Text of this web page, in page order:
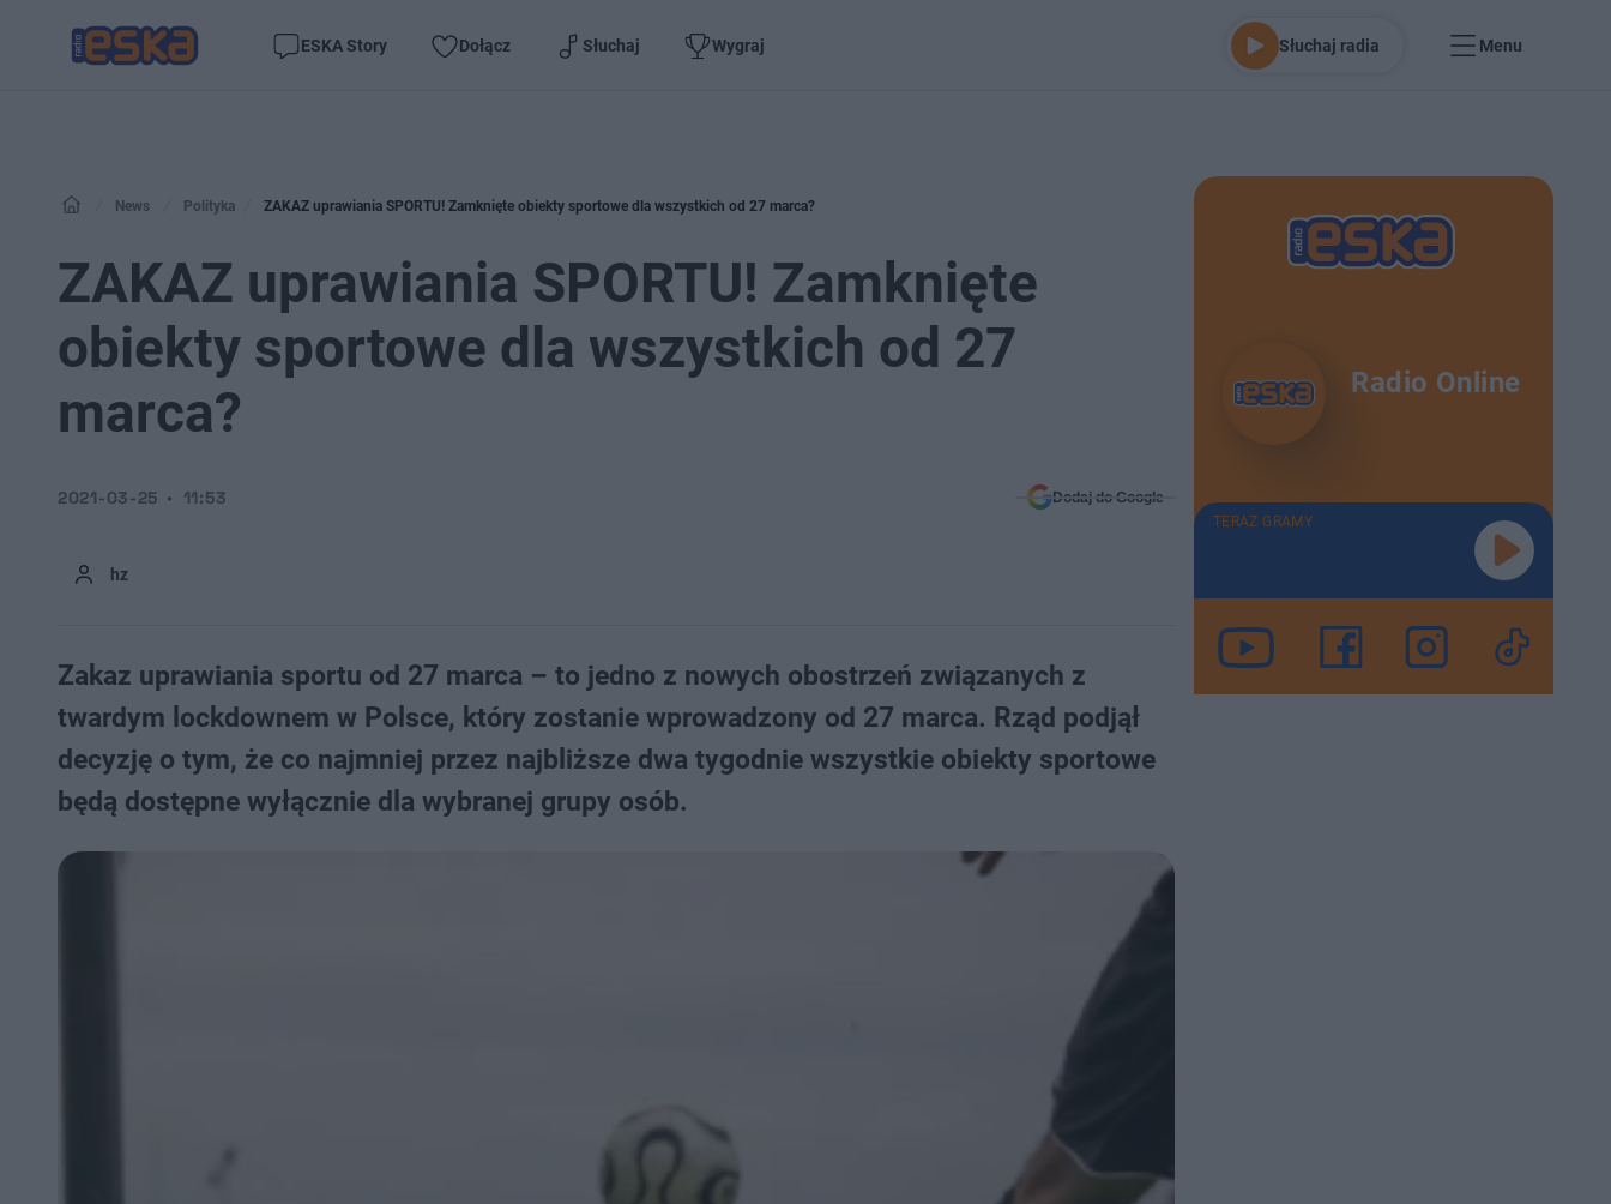
ESKA Story Dołącz Słuchaj Wygraj Słuchaj radia Menu
News Polityka ZAKAZ uprawiania SPORTU! Zamknięte obiekty sportowe dla wszystkich od 27 marca?
ZAKAZ uprawiania SPORTU! Zamknięte
obiekty sportowe dla wszystkich od 27
marca?
hz
2021-03-25 11:53 Dodaj do Google
Zakaz uprawiania sportu od 27 marca – to jedno z nowych obostrzeń związanych z
twardym lockdownem w Polsce, który zostanie wprowadzony od 27 marca. Rząd podjął
decyzję o tym, że co najmniej przez najbliższe dwa tygodnie wszystkie obiekty sportowe
będą dostępne wyłącznie dla wybranej grupy osób.
Radio Online
TERAZ GRAMY